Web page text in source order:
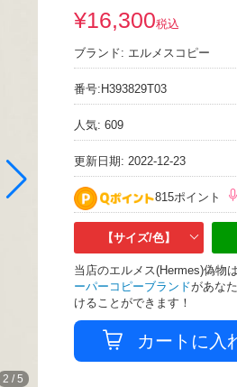
3 /5
¥16,300税込
ブランド: エルメスコピー
番号: H393829T03
人気: 609
更新日期: 2022-12-23
815ポイント
【サイズ/色】
当店のエルメス(Hermes)偽物
ーパーコピーブランドがあな
けることができます！